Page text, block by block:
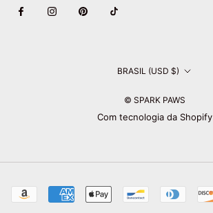
País/região BRASIL (USD $)
© SPARK PAWS
Com tecnologia da Shopify